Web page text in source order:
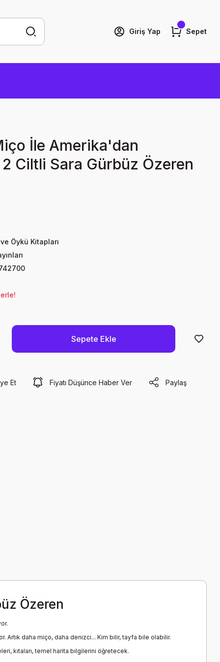
Giriş Yap Sepet
İle Amerika'dan
Ciltli Sara Gürbüz Özeren
Öykü Kitapları
Sepete Ekle
Et Fiyatı Düşünce Haber Ver Paylaş
Özeren
Artık daha miço, daha denizci... Kim bilir, tayfa bile olabilir.
kıtaları, temel harita bilgilerini öğretecek.